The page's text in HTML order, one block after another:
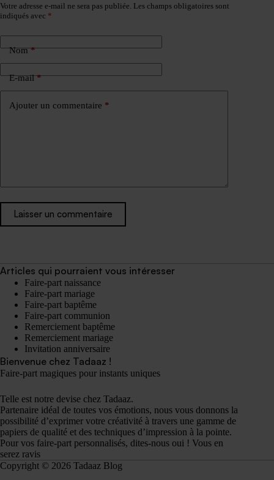
Votre adresse e-mail ne sera pas publiée. Les champs obligatoires sont
indiqués avec *
Nom*
E-mail*
Ajouter un commentaire *
Laisser un commentaire
Articles qui pourraient vous intéresser
Faire-part naissance
Faire-part mariage
Faire-part baptême
Faire-part communion
Remerciement baptême
Remerciement mariage
Invitation anniversaire
Bienvenue chez Tadaaz !
Faire-part magiques pour instants uniques
Telle est notre devise chez Tadaaz.
Partenaire idéal de toutes vos émotions, nous vous donnons la
possibilité d’exprimer votre créativité à travers une gamme de
papiers de qualité et des techniques d’impression à la pointe.
Pour vos faire-part personnalisés, dites-nous oui ! Vous en
serez ravis
Copyright © 2026 Tadaaz Blog